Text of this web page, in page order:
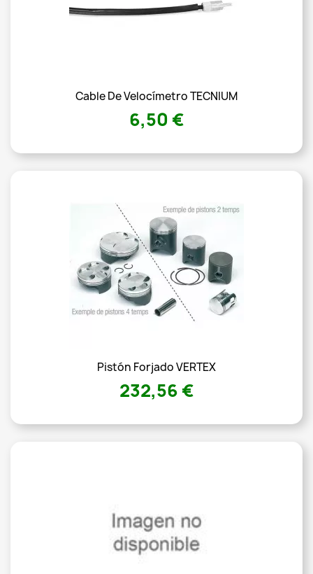
Cable De Velocímetro TECNIUM
6,50 €
Pistón Forjado VERTEX
232,56 €